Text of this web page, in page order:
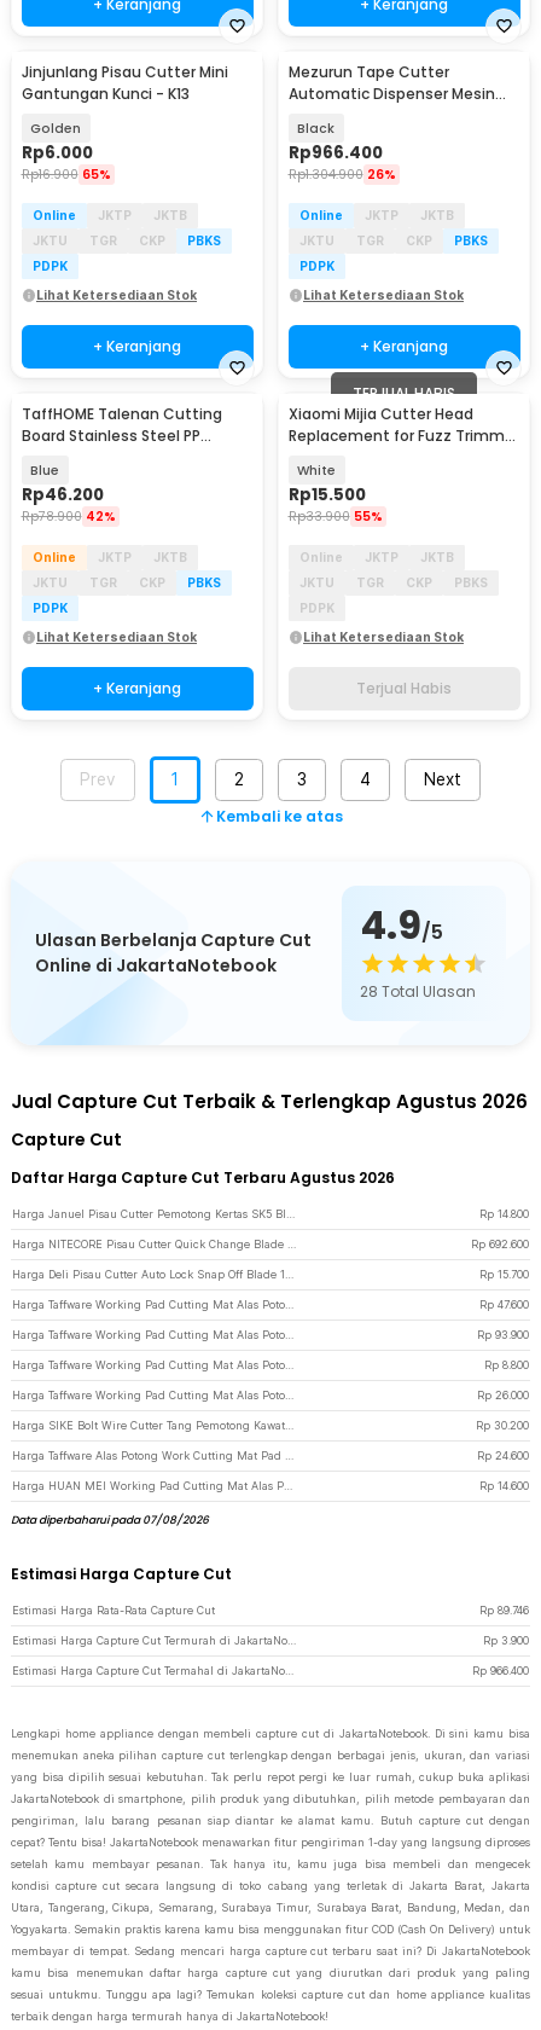
Jinjunlang Pisau Cutter Mini
Gantungan Kunci - K13
Golden
Rp6.000
Rp16.900 65%
Online JKTP
JKTB
JKTU
TGR CKP
PBKS
PDPK
Lihat Ketersediaan Stok
+ Keranjang
Baru
Mezurun Tape Cutter
Automatic Dispenser Mesin
ZCUT-9
Black
Rp966.400
Rp1.304.900 26%
Online JKTP
JKTB
JKTU
TGR CKP
PBKS
PDPK
Lihat Ketersediaan Stok
+ Keranjang
TaffHOME Talenan Cutting
Board Stainless Steel PP
Blue
Rp46.200
Rp78.900 42%
Online JKTP
JKTB
JKTU
TGR CKP
PBKS
PDPK
Lihat Ketersediaan Stok
+ Keranjang
TERJUAL HABIS
Xiaomi Mijia Cutter Head
Replacement for Fuzz Trimmer
White
Rp15.500
Rp33.900 55%
Online JKTP
JKTB
JKTU
TGR CKP
PBKS
PDPK
Lihat Ketersediaan Stok
Terjual Habis
Prev 1 2 3 4 Next
Kembali ke atas
Ulasan Berbelanja Capture Cut
Online di JakartaNotebook
4.9/5
28 Total Ulasan
Jual Capture Cut Terbaik & Terlengkap Agustus 2026
Capture Cut
Daftar Harga Capture Cut Terbaru Agustus 2026
Rp 14.800
Rp 692.600
Rp 15.700
Rp 47.600
Rp 93.900
Rp 8.800
Rp 26.000
Rp 30.200
Rp 24.600
Rp 14.600
Data diperbaharui pada 07/08/2026
Estimasi Harga Capture Cut
Estimasi Harga Rata-Rata Capture Cut Rp 89.746
Rp 3.900
Rp 966.400
Lengkapi home appliance dengan membeli capture cut di JakartaNotebook. Di sini kamu bisa
menemukan aneka pilihan capture cut terlengkap dengan berbagai jenis, ukuran, dan variasi
yang bisa dipilih sesuai kebutuhan. Tak perlu repot pergi ke luar rumah, cukup buka aplikasi
JakartaNotebook di smartphone, pilih produk yang dibutuhkan, pilih metode pembayaran dan
pengiriman, lalu barang pesanan siap diantar ke alamat kamu. Butuh capture cut dengan
cepat? Tentu bisa! JakartaNotebook menawarkan fitur pengiriman 1-day yang langsung diproses
setelah kamu membayar pesanan. Tak hanya itu, kamu juga bisa membeli dan mengecek
kondisi capture cut secara langsung di toko cabang yang terletak di Jakarta Barat, Jakarta
Utara, Tangerang, Cikupa, Semarang, Surabaya Timur, Surabaya Barat, Bandung, Medan, dan
Yogyakarta. Semakin praktis karena kamu bisa menggunakan fitur COD (Cash On Delivery) untuk
membayar di tempat. Sedang mencari harga capture cut terbaru saat ini? Di JakartaNotebook
kamu bisa menemukan daftar harga capture cut yang diurutkan dari produk yang paling
sesuai untukmu. Tunggu apa lagi? Temukan koleksi capture cut dan home appliance kualitas
terbaik dengan harga termurah hanya di JakartaNotebook!